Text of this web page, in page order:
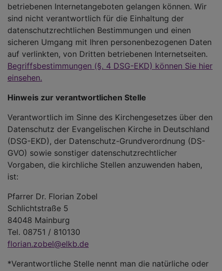
betriebenen Internetangeboten gelangen können. Wir
sind nicht verantwortlich für die Einhaltung der
datenschutzrechtlichen Bestimmungen und einen
sicheren Umgang mit Ihren personenbezogenen Daten
auf verlinkten, von Dritten betriebenen Internetseiten.
Begriffsbestimmungen (§. 4 DSG-EKD) können Sie hier
einsehen.
Hinweis zur verantwortlichen Stelle
Verantwortlich im Sinne des Kirchengesetzes über den
Datenschutz der Evangelischen Kirche in Deutschland
(DSG-EKD), der Datenschutz-Grundverordnung (DS-
GVO) sowie sonstiger datenschutzrechtlicher
Vorgaben, die kirchliche Stellen anzuwenden haben,
ist:
Pfarrer Dr. Florian Zobel
Schlichtstraße 5
84048 Mainburg
Tel. 08751 / 810130
florian.zobel@elkb.de
*Verantwortliche Stelle nennt man die natürliche oder